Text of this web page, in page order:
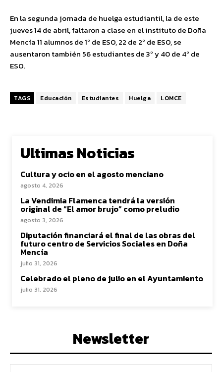
En la segunda jornada de huelga estudiantil, la de este
jueves 14 de abril, faltaron a clase en el instituto de Doña
Mencía 11 alumnos de 1º de ESO, 22 de 2º de ESO, se
ausentaron también 56 estudiantes de 3º y 40 de 4º de
ESO.
TAGS Educación Estudiantes Huelga LOMCE
Ultimas Noticias
Cultura y ocio en el agosto menciano
agosto 4, 2026
La Vendimia Flamenca tendrá la versión
original de “El amor brujo” como preludio
agosto 3, 2026
Diputación financiará el final de las obras del
futuro centro de Servicios Sociales en Doña
Mencía
julio 31, 2026
Celebrado el pleno de julio en el Ayuntamiento
julio 31, 2026
Newsletter